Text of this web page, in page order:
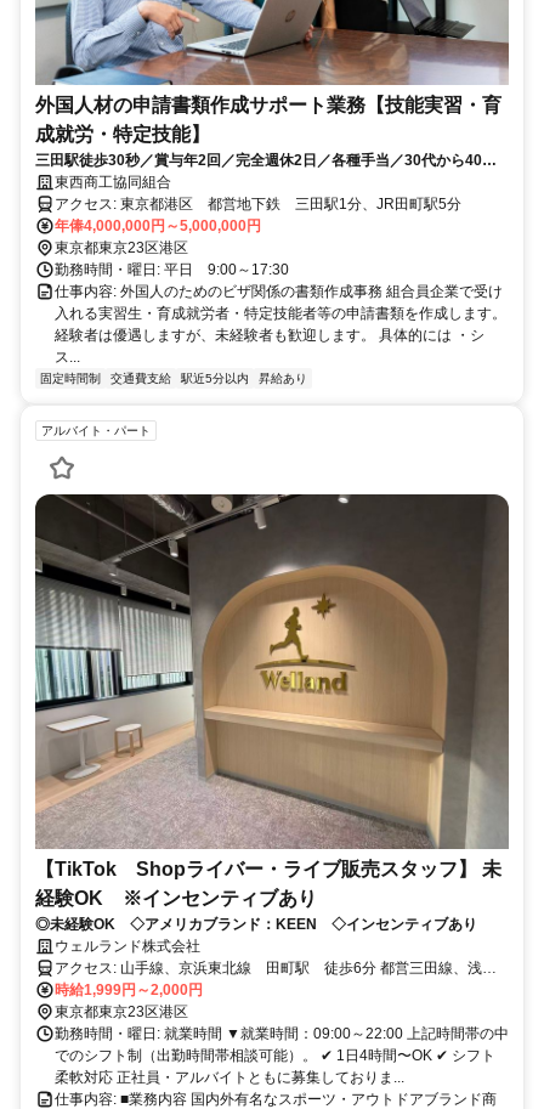
外国人材の申請書類作成サポート業務【技能実習・育
成就労・特定技能】
三田駅徒歩30秒／賞与年2回／完全週休2日／各種手当／30代から40代
活躍中
東西商工協同組合
アクセス: 東京都港区 都営地下鉄 三田駅1分、JR田町駅5分
年俸4,000,000円～5,000,000円
東京都東京23区港区
勤務時間・曜日: 平日 9:00～17:30
仕事内容: 外国人のためのビザ関係の書類作成事務 組合員企業で受け
入れる実習生・育成就労者・特定技能者等の申請書類を作成します。
経験者は優遇しますが、未経験者も歓迎します。 具体的には ・シ
ス...
固定時間制 交通費支給 駅近5分以内 昇給あり
アルバイト・パート
【TikTok Shopライバー・ライブ販売スタッフ】 未
経験OK ※インセンティブあり
◎未経験OK ◇アメリカブランド：KEEN ◇インセンティブあり
ウェルランド株式会社
アクセス: 山手線、京浜東北線 田町駅 徒歩6分 都営三田線、浅草
線 三田駅 徒歩5分
時給1,999円～2,000円
東京都東京23区港区
勤務時間・曜日: 就業時間 ▼就業時間：09:00～22:00 上記時間帯の中
でのシフト制（出勤時間帯相談可能）。 ✔ 1日4時間〜OK ✔ シフト
柔軟対応 正社員・アルバイトともに募集しておりま...
仕事内容: ■業務内容 国内外有名なスポーツ・アウトドアブランド商